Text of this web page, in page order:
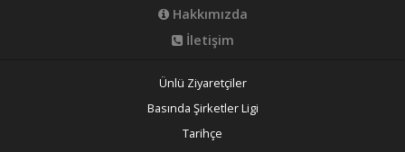
Hakkımızda
İletişim
Ünlü Ziyaretçiler
Basında Şirketler Ligi
Tarihçe